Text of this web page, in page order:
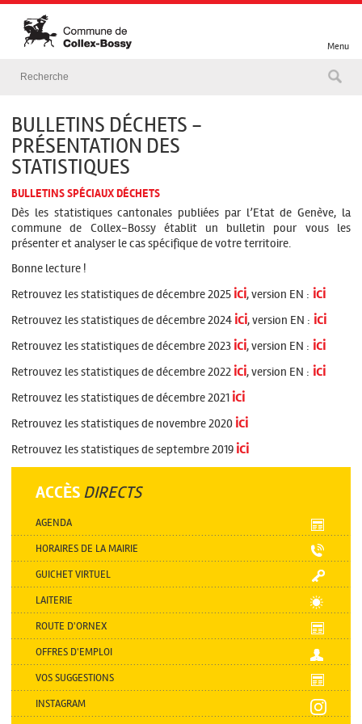
Menu
BULLETINS DÉCHETS -
PRÉSENTATION DES
STATISTIQUES
BULLETINS SPÉCIAUX DÉCHETS
Dès les statistiques cantonales publiées par l’Etat de Genève, la
commune de Collex-Bossy établit un bulletin pour vous les
présenter et analyser le cas spécifique de votre territoire.
Bonne lecture !
Retrouvez les statistiques de décembre 2025 ici, version EN : ici
Retrouvez les statistiques de décembre 2024 ici, version EN : ici
Retrouvez les statistiques de décembre 2023 ici, version EN : ici
Retrouvez les statistiques de décembre 2022 ici, version EN : ici
Retrouvez les statistiques de décembre 2021 ici
Retrouvez les statistiques de novembre 2020 ici
Retrouvez les statistiques de septembre 2019 ici
ACCÈS DIRECTS
AGENDA
HORAIRES DE LA MAIRIE
GUICHET VIRTUEL
LAITERIE
ROUTE D'ORNEX
OFFRES D'EMPLOI
VOS SUGGESTIONS
INSTAGRAM